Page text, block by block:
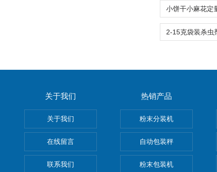
关于我们
关于我们
在线留言
联系我们
热销产品
粉末分装机
自动包装秤
粉末包装机